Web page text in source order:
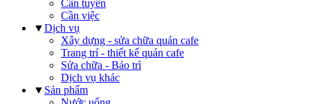
Cần tuyển
Cần việc
▼Dịch vụ
Xây dựng - sửa chữa quán cafe
Trang trí - thiết kế quán cafe
Sửa chữa - Bảo trì
Dịch vụ khác
▼ Sản phẩm